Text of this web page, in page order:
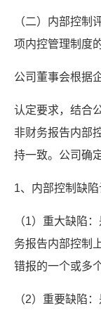
（二）内部控
项内控管理制度
公司董事会根据
认定要求，结合
非财务报告内部
持一致。公司确
1、内部控制缺陷
（1）重大缺陷
务报告内部控制
错报的一个或多
（2）重要缺陷